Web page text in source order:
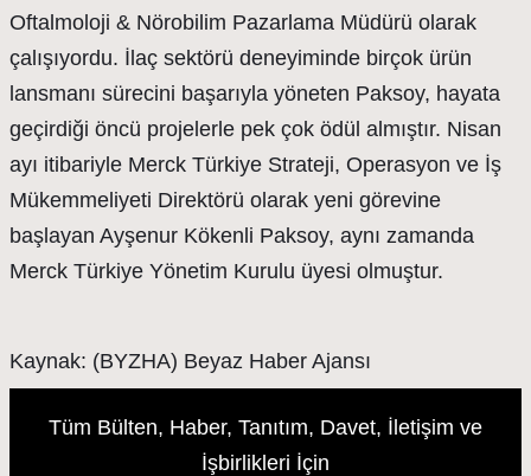
Oftalmoloji & Nörobilim Pazarlama Müdürü olarak
çalışıyordu. İlaç sektörü deneyiminde birçok ürün
lansmanı sürecini başarıyla yöneten Paksoy, hayata
geçirdiği öncü projelerle pek çok ödül almıştır. Nisan
ayı itibariyle Merck Türkiye Strateji, Operasyon ve İş
Mükemmeliyeti Direktörü olarak yeni görevine
başlayan Ayşenur Kökenli Paksoy, aynı zamanda
Merck Türkiye Yönetim Kurulu üyesi olmuştur.
Kaynak: (BYZHA) Beyaz Haber Ajansı
Tüm Bülten, Haber, Tanıtım, Davet, İletişim ve
İşbirlikleri İçin